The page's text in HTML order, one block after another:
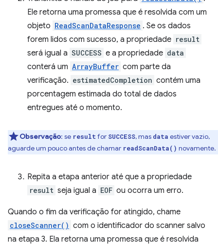
Ele retorna uma promessa que é resolvida com um
objeto ReadScanDataResponse . Se os dados
forem lidos com sucesso, a propriedade result
será igual a SUCCESS e a propriedade data
conterá um ArrayBuffer com parte da
verificação. estimatedCompletion contém uma
porcentagem estimada do total de dados
entregues até o momento.
Observação: se result for SUCCESS, mas data estiver vazio,
aguarde um pouco antes de chamar readScanData() novamente.
Repita a etapa anterior até que a propriedade
result seja igual a EOF ou ocorra um erro.
Quando o fim da verificação for atingido, chame
closeScanner() com o identificador do scanner salvo
na etapa 3. Ela retorna uma promessa que é resolvida